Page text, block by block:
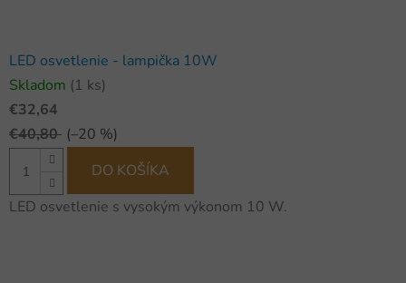
LED osvetlenie - lampička 10W
Skladom (1 ks)
€32,64
€40,80 (–20 %)
DO KOŠÍKA
LED osvetlenie s vysokým výkonom 10 W.